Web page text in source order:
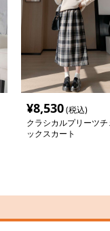
¥8,530(税込)
クラシカルプリーツチ
ックスカート